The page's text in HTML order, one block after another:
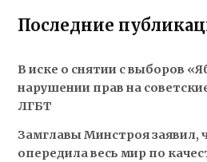
Последние
В иске о снятии с выборов
нарушении прав на
ЛГБТ
Замглавы Минстроя заявил,
опередила весь мир по